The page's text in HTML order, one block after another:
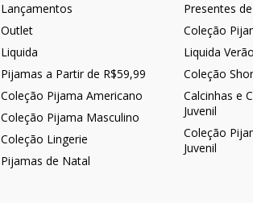
Lançamentos
Outlet
Liquida
Pijamas a Partir de R$59,99
Coleção Pijama Americano
Coleção Pijama Masculino
Coleção Lingerie
Pijamas de Natal
Presentes
Coleção
Liquida Verão
Coleção
Calcinhas e
Juvenil
Coleção
Juvenil